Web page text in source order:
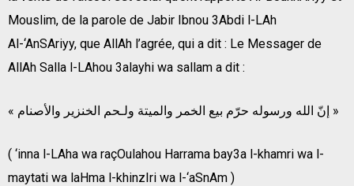
Mouslim, de la parole de Jabir Ibnou 3Abdi l-LAh
Al-‘AnSAriyy, que AllAh l’agrée, qui a dit : Le Messager de
AllAh Salla l-LAhou 3alayhi wa sallam a dit :
« إنّ الله ورسوله حرّم بيع الخمر والميتة ولـحم الخنزير والأصنام »
( ‘inna l-LAha wa raçOulahou Harrama bay3a l-khamri wa l-
maytati wa laHma l-khinzIri wa l-‘aSnAm )